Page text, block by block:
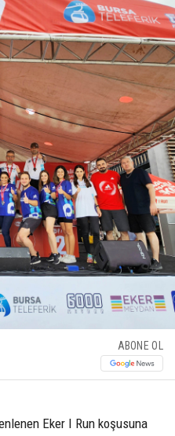
ABONE OL
Eker I Run koşusuna